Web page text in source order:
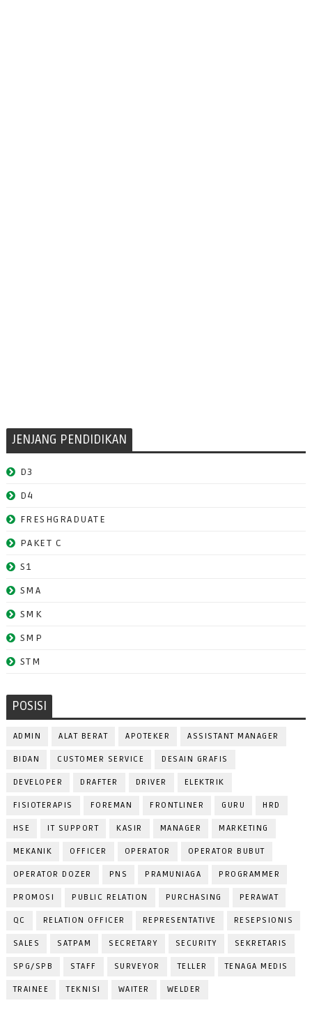
JENJANG PENDIDIKAN
D3
D4
FRESHGRADUATE
PAKET C
S1
SMA
SMK
SMP
STM
POSISI
ADMIN ALAT BERAT APOTEKER ASSISTANT MANAGER
BIDAN CUSTOMER SERVICE DESAIN GRAFIS
DEVELOPER DRAFTER DRIVER ELEKTRIK
FISIOTERAPIS FOREMAN FRONTLINER GURU HRD
HSE IT SUPPORT KASIR MANAGER MARKETING
MEKANIK OFFICER OPERATOR OPERATOR BUBUT
OPERATOR DOZER PNS PRAMUNIAGA PROGRAMMER
PROMOSI PUBLIC RELATION PURCHASING PERAWAT
QC RELATION OFFICER REPRESENTATIVE RESEPSIONIS
SALES SATPAM SECRETARY SECURITY SEKRETARIS
SPG/SPB STAFF SURVEYOR TELLER TENAGA MEDIS
TRAINEE TEKNISI WAITER WELDER